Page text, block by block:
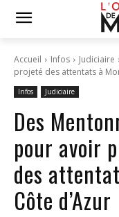
Accueil Infos Judiciaire
projeté des attentats à
Infos Judiciaire
Des
pour avoir
des
Côte d’Azur